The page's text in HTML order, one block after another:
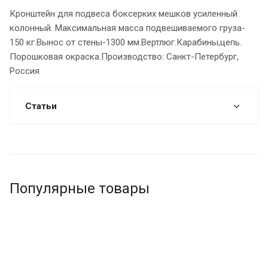
Кронштейн для подвеса боксерких мешков усиленный
колонный. Максимальная масса подвешиваемого груза-
150 кг.Вынос от стены-1300 мм.Вертлюг.Карабины,цепь.
Порошковая окраска.Производство: Санкт-Петербург,
Россия
Статьи
Популярные товары